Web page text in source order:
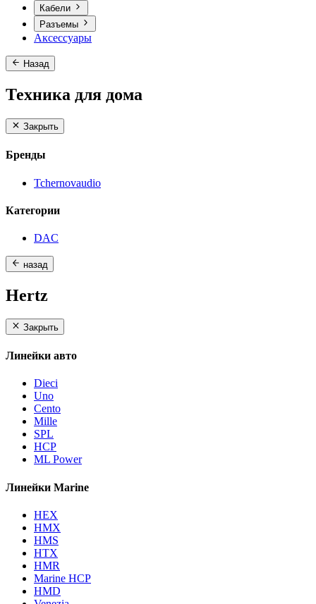
Кабели
Разъемы
Аксессуары
Назад
Техника для дома
Закрыть
Бренды
Tchernovaudio
Категории
DAC
назад
Hertz
Закрыть
Линейки авто
Dieci
Uno
Cento
Mille
SPL
HCP
ML Power
Линейки Marine
HEX
HMX
HMS
HTX
HMR
Marine HCP
HMD